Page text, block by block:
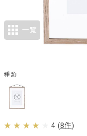
4 (8件)
一覧
種類